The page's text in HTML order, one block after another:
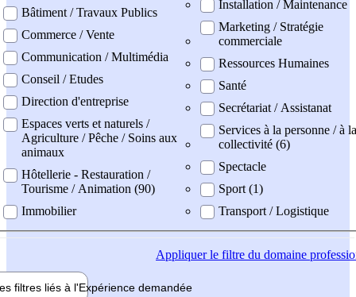
Bâtiment / Travaux Publics
Commerce / Vente
Communication / Multimédia
Conseil / Etudes
Direction d'entreprise
Espaces verts et naturels /
Agriculture / Pêche / Soins aux
animaux
Hôtellerie - Restauration /
Tourisme / Animation (90)
Immobilier
Installation / Maintenance
Marketing / Stratégie
commerciale
Ressources Humaines
Santé
Secrétariat / Assistanat
Services à la personne / à la
collectivité (6)
Spectacle
Sport (1)
Transport / Logistique
Appliquerle filtre du domaine
filtres liés à l'Expérience demandée